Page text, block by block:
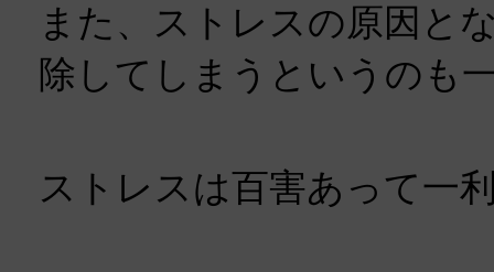
また、ストレスの原因と
除してしまうというのも
ストレスは百害あって一